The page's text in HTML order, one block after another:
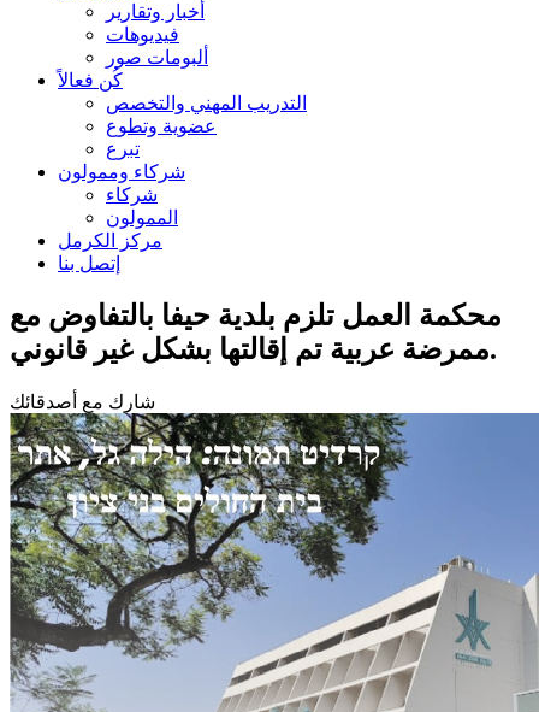
أخبار وتقارير
فيديوهات
ألبومات صور
كُن فعالاً
التدريب المهني والتخصص
عضوية وتطوع
تبرع
شركاء وممولون
شركاء
الممولون
مركز الكرمل
إتصل بنا
محكمة العمل تلزم بلدية حيفا بالتفاوض مع
ممرضة عربية تم إقالتها بشكل غير قانوني.
شارك مع أصدقائك